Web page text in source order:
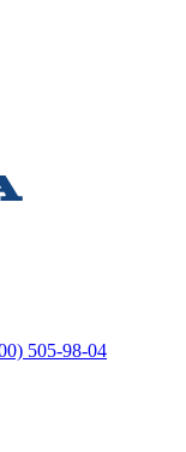
505-98-04